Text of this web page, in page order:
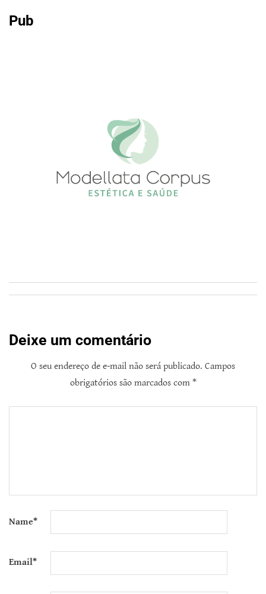
Pub
Deixe um comentário
O seu endereço de e-mail não será publicado. Campos
obrigatórios são marcados com *
Name*
Email*